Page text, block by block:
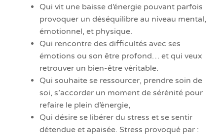
Qui vit une baisse d’énergie pouvant parfois
provoquer un déséquilibre au niveau mental,
émotionnel, et physique.
Qui rencontre des difficultés avec ses
émotions ou son être profond… et qui veux
retrouver un bien-être véritable.
Qui souhaite se ressourcer, prendre soin de
soi, s’accorder un moment de sérénité pour
refaire le plein d’énergie,
Qui désire se libérer du stress et se sentir
détendue et apaisée. Stress provoqué par :